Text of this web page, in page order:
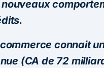
connait
(CA de 72